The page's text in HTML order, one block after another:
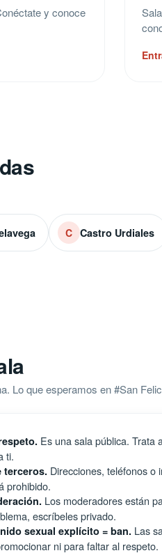
y conoce
C Castro Urdiales
Lo que esperamos en #San
Es una sala pública. Trata
ti.
terceros. Direcciones, teléfonos o
prohibido.
Los moderadores están
escríbeles privado.
sexual explícito = ban. Las
ni para faltar al respeto.